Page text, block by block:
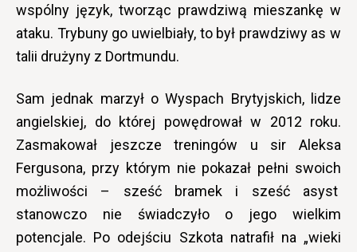
wspólny język, tworząc prawdziwą mieszankę w
ataku. Trybuny go uwielbiały, to był prawdziwy as w
talii drużyny z Dortmundu.
Sam jednak marzył o Wyspach Brytyjskich, lidze
angielskiej, do której powędrował w 2012 roku.
Zasmakował jeszcze treningów u sir Aleksa
Fergusona, przy którym nie pokazał pełni swoich
możliwości – sześć bramek i sześć asyst
stanowczo nie świadczyło o jego wielkim
potencjale. Po odejściu Szkota natrafił na „wieki